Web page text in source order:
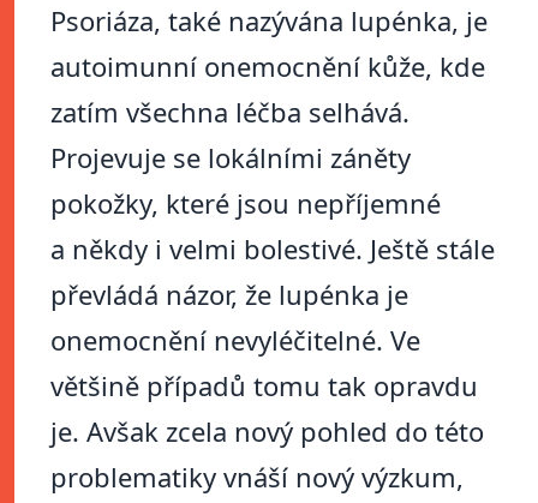
Psoriáza, také nazývána lupénka, je
autoimunní onemocnění kůže, kde
zatím všechna léčba selhává.
Projevuje se lokálními záněty
pokožky, které jsou nepříjemné
a někdy i velmi bolestivé. Ještě stále
převládá názor, že lupénka je
onemocnění nevyléčitelné. Ve
většině případů tomu tak opravdu
je. Avšak zcela nový pohled do této
problematiky vnáší nový výzkum,